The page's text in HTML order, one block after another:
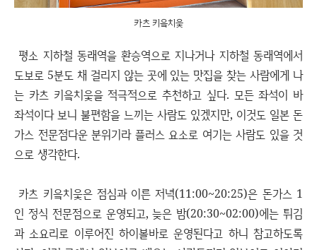
카츠 키읔치읓
평소 지하철 동래역을 환승역으로 지나거나 지하철 동래역에서
도보로 5분도 채 걸리지 않는 곳에 있는 맛집을 찾는 사람에게 나
는 카츠 키읔치읓을 적극적으로 추천하고 싶다. 모든 좌석이 바
좌석이다 보니 불편함을 느끼는 사람도 있겠지만, 이것도 일본 돈
가스 전문점다운 분위기라 플러스 요소로 여기는 사람도 있을 것
으로 생각한다.
카츠 키읔치읓은 점심과 이른 저녁(11:00~20:25)은 돈가스 1
인 정식 전문점으로 운영되고, 늦은 밤(20:30~02:00)에는 튀김
과 소요리로 이루어진 하이볼바로 운영된다고 하니 참고하도록